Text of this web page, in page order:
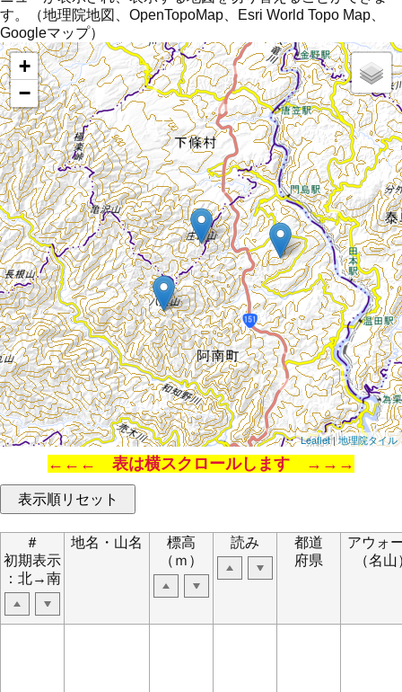
す。（地理院地図、OpenTopoMap、Esri World Topo Map、
Googleマップ）
+
−
Leaflet|地理院タイル
←←← 表は横スクロールします →→→
＃
初期表示
：北→南
地名・山名
標高
（ｍ）
読み
都道
府県
アウォ
（名山